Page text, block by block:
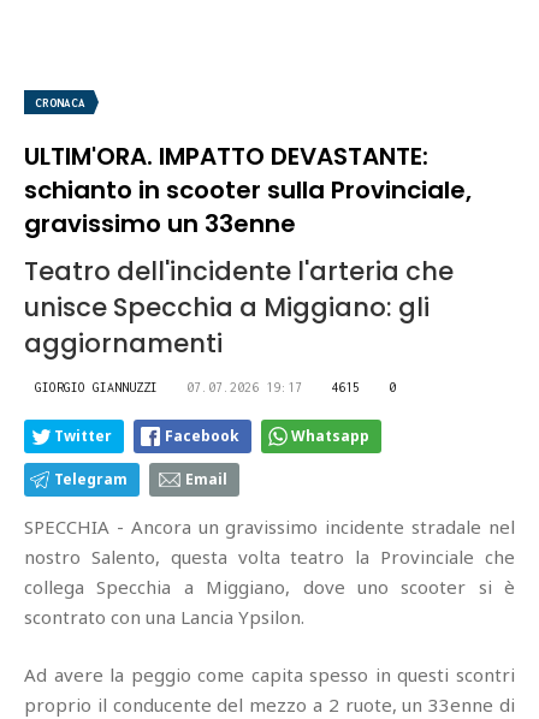
CRONACA
ULTIM'ORA. IMPATTO DEVASTANTE:
schianto in scooter sulla Provinciale,
gravissimo un 33enne
Teatro dell'incidente l'arteria che
unisce Specchia a Miggiano: gli
aggiornamenti
GIORGIO GIANNUZZI 07.07.2026 19:17 4615 0
Twitter Facebook Whatsapp
Telegram Email
SPECCHIA - Ancora un gravissimo incidente stradale nel
nostro Salento, questa volta teatro la Provinciale che
collega Specchia a Miggiano, dove uno scooter si è
scontrato con una Lancia Ypsilon.
Ad avere la peggio come capita spesso in questi scontri
proprio il conducente del mezzo a 2 ruote, un 33enne di